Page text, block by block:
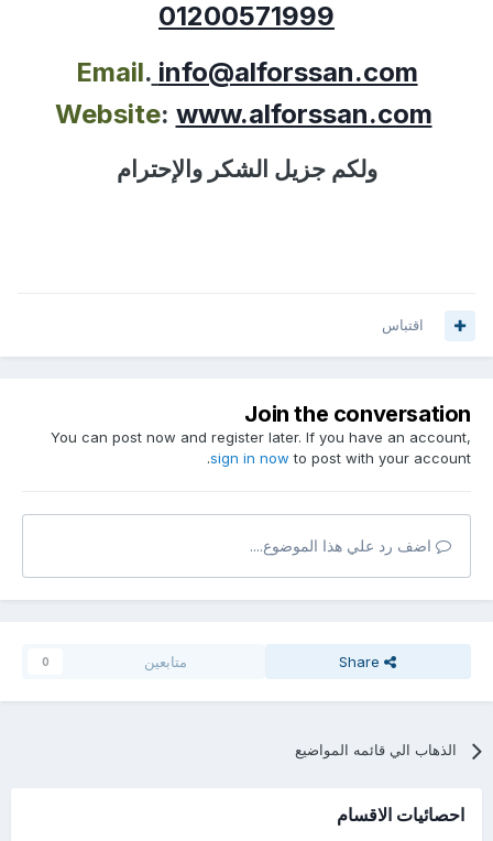
01200571999
Email. info@alforssan.com
Website:www.alforssan.com
ولكم جزيل الشكر والإحترام
اقتباس
Join the conversation
You can post now and register later. If you have an account,
sign in nowto post with your account.
اضف رد علي هذا الموضوع....
Share متابعين 0
الذهاب الي قائمه المواضيع
احصائيات الاقسام